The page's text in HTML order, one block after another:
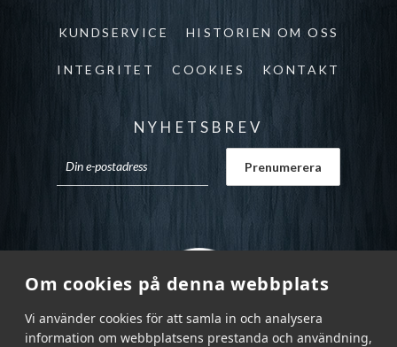
Om cookies på denna webbplats
Vi använder cookies för att samla in och analysera
information om webbplatsens prestanda och användning,
KUNDSERVICE HISTORIEN OM OSS
INTEGRITET COOKIES KONTAKT
NYHETSBREV